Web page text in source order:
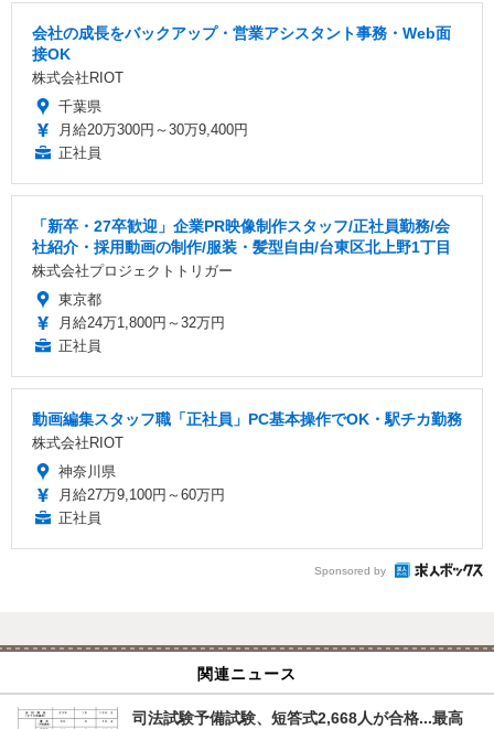
会社の成長をバックアップ・営業アシスタント事務・Web面
接OK
株式会社RIOT
千葉県
月給20万300円～30万9,400円
正社員
「新卒・27卒歓迎」企業PR映像制作スタッフ/正社員勤務/会
社紹介・採用動画の制作/服装・髪型自由/台東区北上野1丁目
株式会社プロジェクトトリガー
東京都
月給24万1,800円～32万円
正社員
動画編集スタッフ職「正社員」PC基本操作でOK・駅チカ勤務
株式会社RIOT
神奈川県
月給27万9,100円～60万円
正社員
Sponsored by
関連ニュース
司法試験予備試験、短答式2,668人が合格...最高